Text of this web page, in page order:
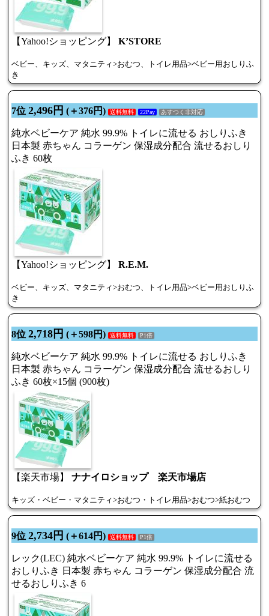
【Yahoo!ショッピング】 K’STORE
ベビー、キッズ、マタニティ>おむつ、トイレ用品>ベビー用おしりふ
き
7位 2,496円 (＋376円) 送料無料 22Pay あすつく非対応
純水ベビーケア 純水 99.9% トイレに流せる おしりふき
日本製 赤ちゃん コラーゲン 保湿成分配合 流せるおしり
ふき 60枚
【Yahoo!ショッピング】 R.E.M.
ベビー、キッズ、マタニティ>おむつ、トイレ用品>ベビー用おしりふ
き
8位 2,718円 (＋598円) 送料無料 P1倍
純水ベビーケア 純水 99.9% トイレに流せる おしりふき
日本製 赤ちゃん コラーゲン 保湿成分配合 流せるおしり
ふき 60枚×15個 (900枚)
【楽天市場】 ナナイロショップ 楽天市場店
キッズ・ベビー・マタニティ>おむつ・トイレ用品>おむつ>紙おむつ
9位 2,734円 (＋614円) 送料無料 P1倍
レック(LEC) 純水ベビーケア 純水 99.9% トイレに流せる
おしりふき 日本製 赤ちゃん コラーゲン 保湿成分配合 流
せるおしりふき 6